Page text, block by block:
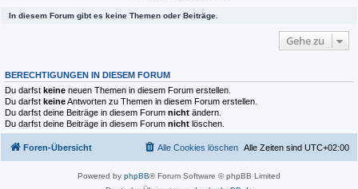
In diesem Forum gibt es keine Themen oder Beiträge.
Gehe zu
BERECHTIGUNGEN IN DIESEM FORUM
Du darfst keine neuen Themen in diesem Forum erstellen.
Du darfst keineAntworten zu Themen in diesem Forum erstellen.
Du darfst deine Beiträge in diesem Forum nicht ändern.
Du darfst deine Beiträge in diesem Forum nicht löschen.
Foren-Übersicht Alle Zeiten sind UTC+02:00
Alle Cookies löschen
Powered by phpBB® Forum Software © phpBB Limited